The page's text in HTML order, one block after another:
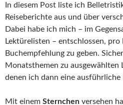
In diesem Post liste ich
Reiseberichte aus und über
Dabei habe ich mich – im
Lektürelisten – entschlossen, pro
Buchempfehlung zu geben.
Monatsthemen zu ausgewählten
denen ich dann eine ausführliche
Mit einem Sternchen versehen